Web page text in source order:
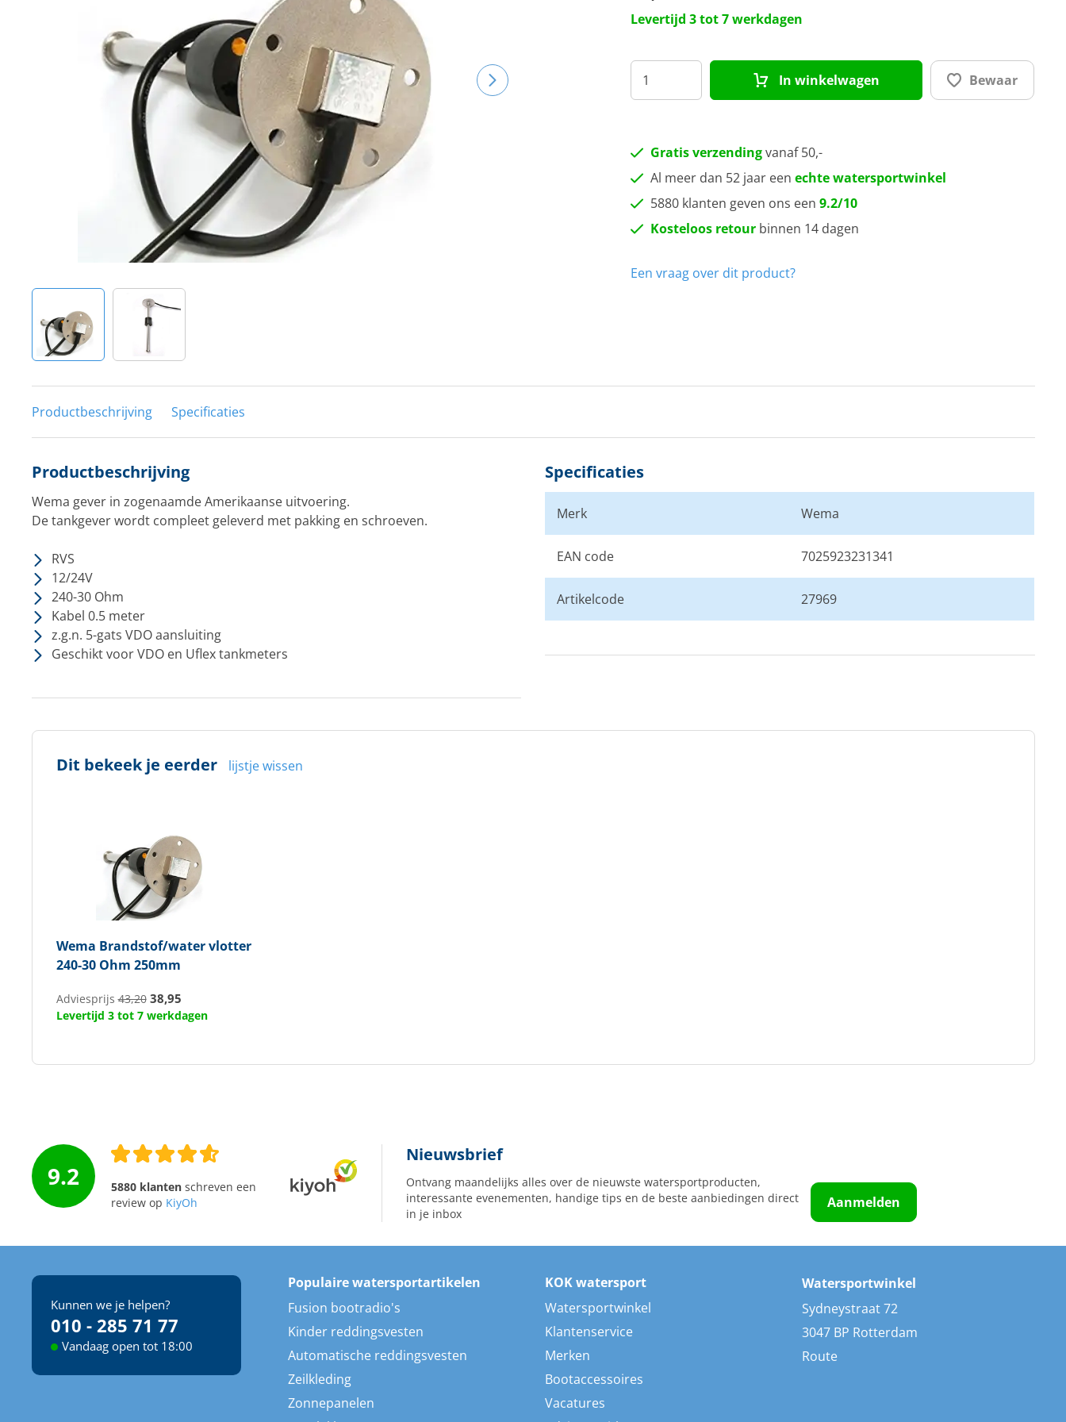
Tuigage en dekbeslag
Veiligheid
Boten, toebehoren en fun
Meubels en lifestyle
400 mm
Levertijd 3 tot 7 werkdagen
In winkelwagen Bewaar
Gratis verzendingvanaf 50,-
Al meer dan 52 jaar een echte watersportwinkel
5880 klanten geven ons een 9.2/10
Kosteloos retourbinnen 14 dagen
Een vraag over dit product?
Productbeschrijving Specificaties
Productbeschrijving
Wema gever in zogenaamde Amerikaanse uitvoering.
De tankgever wordt compleet geleverd met pakking en schroeven.
RVS
12/24V
240-30 Ohm
Kabel 0.5 meter
z.g.n. 5-gats VDO aansluiting
Geschikt voor VDO en Uflex tankmeters
Specificaties
Merk Wema
EAN code 7025923231341
Artikelcode 27969
Dit bekeek je eerder lijstje wissen
Wema Brandstof/water vlotter
240-30 Ohm 250mm
Adviesprijs43,20 38,95
Levertijd 3 tot 7 werkdagen
9.2 5880 klantenschreven een
review op KiyOh
Nieuwsbrief
Ontvang maandelijks alles over de nieuwste watersportproducten,
interessante evenementen, handige tips en de beste aanbiedingen direct
in je inbox
Aanmelden
Kunnen we je helpen?
010 - 285 71 77
Vandaag open tot 18:00
Populaire watersportartikelen
Fusion bootradio's
Kinder reddingsvesten
Automatische reddingsvesten
Zeilkleding
Zonnepanelen
KOK watersport
Watersportwinkel
Klantenservice
Merken
Bootaccessoires
Vacatures
Watersportwinkel
Sydneystraat 72
3047 BP Rotterdam
Route